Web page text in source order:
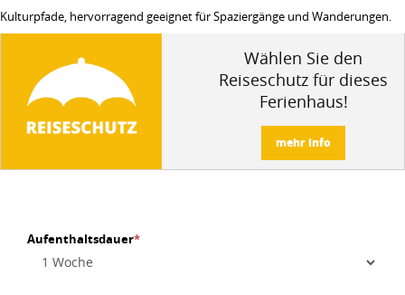
Kulturpfade, hervorragend geeignet für Spaziergänge und Wanderungen.
Wählen Sie den
Reiseschutz für dieses
Ferienhaus!
mehr info
Aufenthaltsdauer*